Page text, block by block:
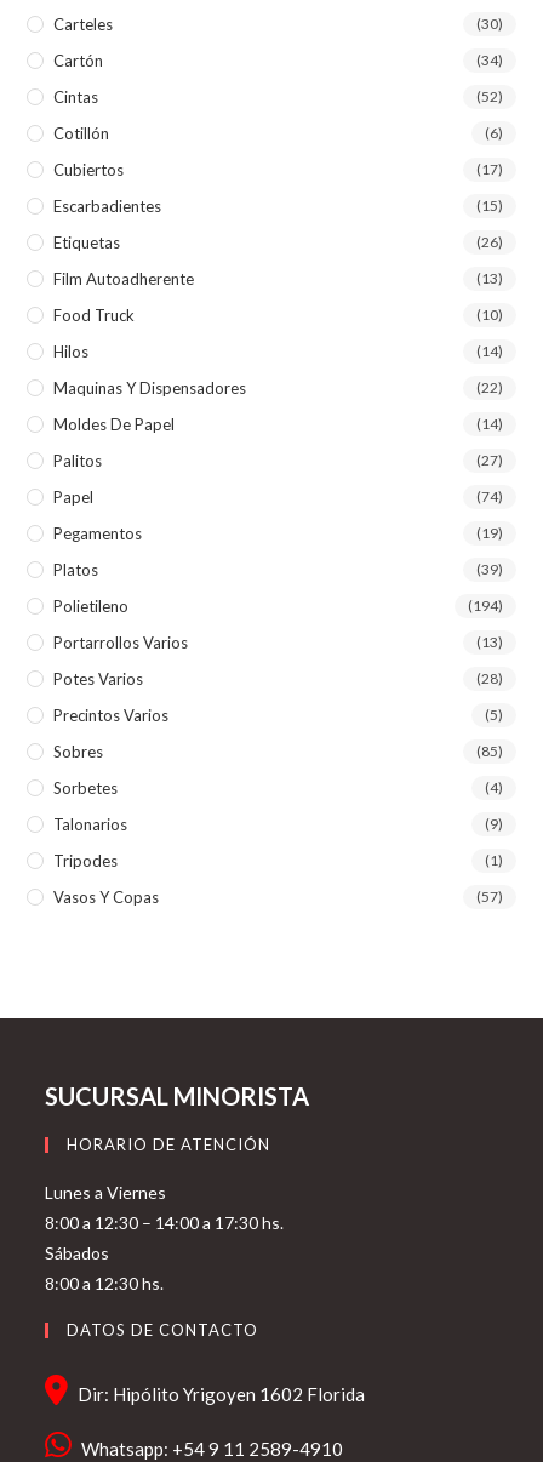
Carteles (30)
Cartón (34)
Cintas (52)
Cotillón (6)
Cubiertos (17)
Escarbadientes (15)
Etiquetas (26)
Film Autoadherente (13)
Food Truck (10)
Hilos (14)
Maquinas Y Dispensadores (22)
Moldes De Papel (14)
Palitos (27)
Papel (74)
Pegamentos (19)
Platos (39)
Polietileno (194)
Portarrollos Varios (13)
Potes Varios (28)
Precintos Varios (5)
Sobres (85)
Sorbetes (4)
Talonarios (9)
Tripodes (1)
Vasos Y Copas (57)
SUCURSAL MINORISTA
HORARIO DE ATENCIÓN
Lunes a Viernes
8:00 a 12:30 – 14:00 a 17:30 hs.
Sábados
8:00 a 12:30 hs.
DATOS DE CONTACTO
Dir: Hipólito Yrigoyen 1602 Florida
Whatsapp: +54 9 11 2589-4910